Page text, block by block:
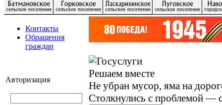
Контакты
Обращения
граждан
Авторизация
Решаем вместе
Не убран мусор, яма на
Столкнулись с проблемой —